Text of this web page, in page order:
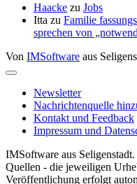
Haacke zu Jobs
Itta zu Familie
sprechen von
Von IMSoftware aus
Newsletter
Nachrichtenquelle
Kontakt und Feedback
Impressum und
IMSoftware aus
Quellen - die jeweiligen
Veröffentlichung erfolgt